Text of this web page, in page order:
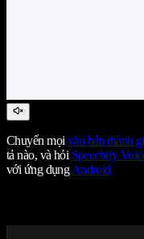
Chuyển mọivăn bản thành
tả nào, và hỏi Speechify
với ứng dụngAndroid